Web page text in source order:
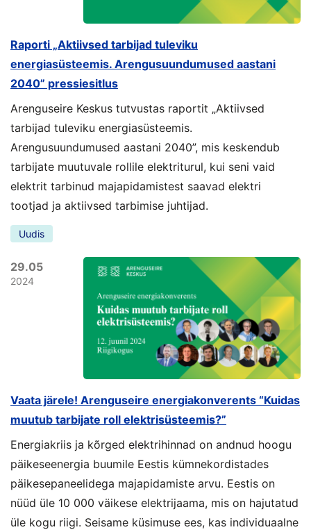
Raporti „Aktiivsed tarbijad tuleviku
energiasüsteemis. Arengusuundumused aastani
2040” pressiesitlus
Arenguseire Keskus tutvustas raportit „Aktiivsed
tarbijad tuleviku energiasüsteemis.
Arengusuundumused aastani 2040”, mis keskendub
tarbijate muutuvale rollile elektriturul, kui seni vaid
elektrit tarbinud majapidamistest saavad elektri
tootjad ja aktiivsed tarbimise juhtijad.
Uudis
29.05
2024
Vaata järele! Arenguseire energiakonverents “Kuidas
muutub tarbijate roll elektrisüsteemis?”
Energiakriis ja kõrged elektrihinnad on andnud hoogu
päikeseenergia buumile Eestis kümnekordistades
päikesepaneelidega majapidamiste arvu. Eestis on
nüüd üle 10 000 väikese elektrijaama, mis on hajutatud
üle kogu riigi. Seisame küsimuse ees, kas individuaalne